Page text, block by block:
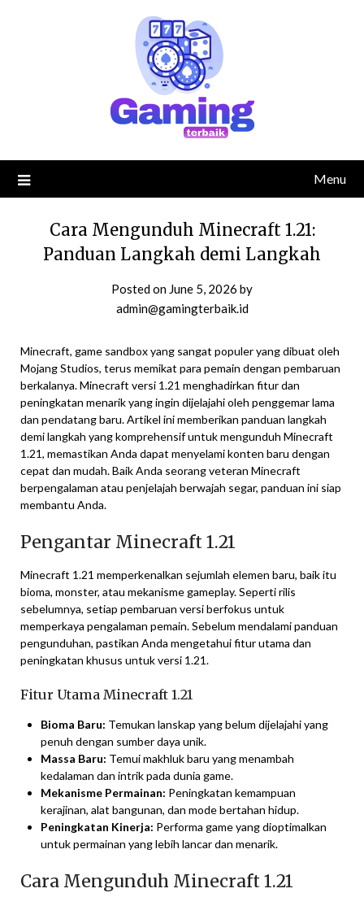
Menu
Cara Mengunduh Minecraft 1.21:
Panduan Langkah demi Langkah
Posted on June 5, 2026 by
admin@gamingterbaik.id
Minecraft, game sandbox yang sangat populer yang dibuat oleh
Mojang Studios, terus memikat para pemain dengan pembaruan
berkalanya. Minecraft versi 1.21 menghadirkan fitur dan
peningkatan menarik yang ingin dijelajahi oleh penggemar lama
dan pendatang baru. Artikel ini memberikan panduan langkah
demi langkah yang komprehensif untuk mengunduh Minecraft
1.21, memastikan Anda dapat menyelami konten baru dengan
cepat dan mudah. Baik Anda seorang veteran Minecraft
berpengalaman atau penjelajah berwajah segar, panduan ini siap
membantu Anda.
Pengantar Minecraft 1.21
Minecraft 1.21 memperkenalkan sejumlah elemen baru, baik itu
bioma, monster, atau mekanisme gameplay. Seperti rilis
sebelumnya, setiap pembaruan versi berfokus untuk
memperkaya pengalaman pemain. Sebelum mendalami panduan
pengunduhan, pastikan Anda mengetahui fitur utama dan
peningkatan khusus untuk versi 1.21.
Fitur Utama Minecraft 1.21
Bioma Baru: Temukan lanskap yang belum dijelajahi yang
penuh dengan sumber daya unik.
Massa Baru: Temui makhluk baru yang menambah
kedalaman dan intrik pada dunia game.
Mekanisme Permainan: Peningkatan kemampuan
kerajinan, alat bangunan, dan mode bertahan hidup.
Peningkatan Kinerja: Performa game yang dioptimalkan
untuk permainan yang lebih lancar dan menarik.
Cara Mengunduh Minecraft 1.21